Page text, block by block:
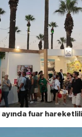
ayında fuar